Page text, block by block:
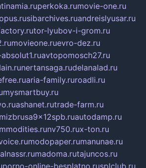
perkoka.rumovie-one.ru
sibarchives.ruandreislyusar.ru
tor-lyubov-i-grom.ru
movieone.ruevro-dez.ru
avtopomosch27.ru
nertansaga.rudelanalad.ru
aria-family.ruroadli.ru
mysmartbuy.ru
ashanet.rutrade-farm.ru
autodamp.ru
nv750.rux-ton.ru
modopaper.rumanunae.ru
madoma.rutajuncos.ru
porno-online-besplatno.rusplclub.ru